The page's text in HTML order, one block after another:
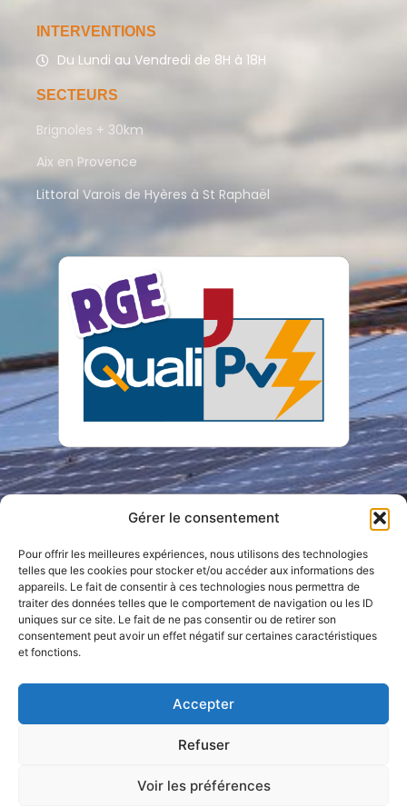
Gérer le consentement
Pour offrir les meilleures expériences, nous utilisons des technologies
telles que les cookies pour stocker et/ou accéder aux informations des
appareils. Le fait de consentir à ces technologies nous permettra de
traiter des données telles que le comportement de navigation ou les ID
uniques sur ce site. Le fait de ne pas consentir ou de retirer son
consentement peut avoir un effet négatif sur certaines caractéristiques
et fonctions.
Accepter
Refuser
Voir les préférences
INTERVENTIONS
Du Lundi au Vendredi de 8H à 18H
SECTEURS
Brignoles + 30km
Aix en Provence
Littoral Varois de Hyères à St Raphaël
© 2023 Tous droits réservés